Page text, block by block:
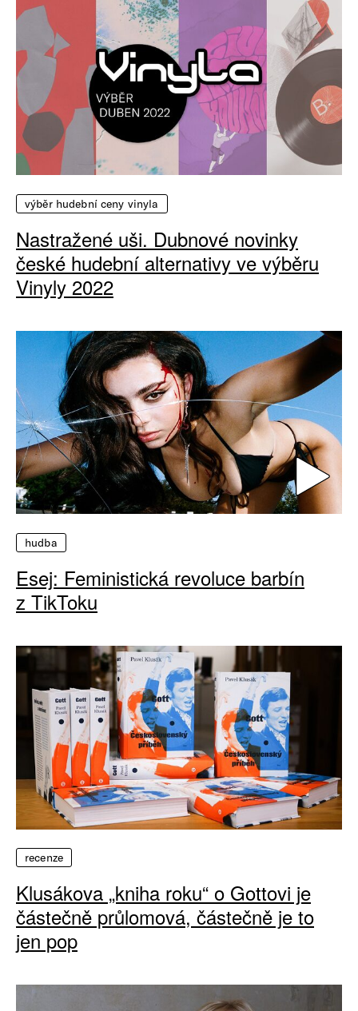
výběr hudební ceny vinyla
Nastražené uši. Dubnové novinky
české hudební alternativy ve výběru
Vinyly 2022
hudba
Esej: Feministická revoluce barbín
z TikToku
recenze
Klusákova „kniha roku“ o Gottovi je
částečně průlomová, částečně je to
jen pop